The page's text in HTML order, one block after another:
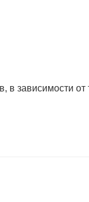
в зависимости от